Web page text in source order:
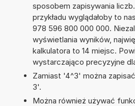
sposobem zapisywania
przykładu wyglądałoby to
978 596 800 000 000.
wyświetlania wyników,
kalkulatora to 14 miejsc.
wystarczająco precyzyjne
Zamiast '4^3' można
3'.
Można również używać